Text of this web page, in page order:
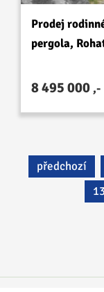
Prodej
pergola,
8 495 000 ,-
předchozí
13